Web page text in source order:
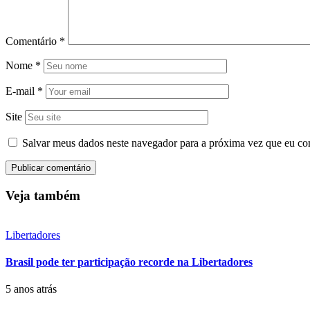
Comentário *
Nome *
E-mail *
Site
Salvar meus dados neste navegador para a próxima vez que eu
Veja também
Libertadores
Brasil pode ter participação recorde na Libertadores
5 anos atrás